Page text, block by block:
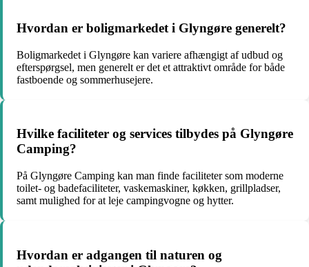
Hvordan er boligmarkedet i Glyngøre generelt?
Boligmarkedet i Glyngøre kan variere afhængigt af udbud og
efterspørgsel, men generelt er det et attraktivt område for både
fastboende og sommerhusejere.
Hvilke faciliteter og services tilbydes på Glyngøre
Camping?
På Glyngøre Camping kan man finde faciliteter som moderne
toilet- og badefaciliteter, vaskemaskiner, køkken, grillpladser,
samt mulighed for at leje campingvogne og hytter.
Hvordan er adgangen til naturen og